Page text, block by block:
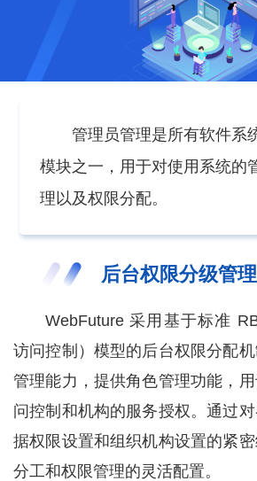
管理员管理是所有软件系
模块之一，用于对使用系统的
理以及权限分配。
后台权限分级管
WebFuture 采用基于标准
访问控制）模型的后台权限分配
管理能力，提供角色管理功能，
问控制和机构的服务授权。通过
据权限设置和组织机构设置的紧
分工和权限管理的灵活配置。